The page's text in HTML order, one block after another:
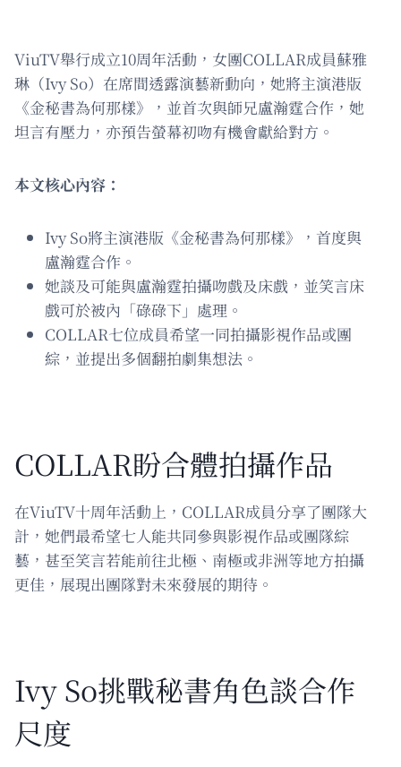
ViuTV舉行成立10周年活動，女團COLLAR成員蘇雅
琳（Ivy So）在席間透露演藝新動向，她將主演港版
《金秘書為何那樣》，並首次與師兄盧瀚霆合作，她
坦言有壓力，亦預告螢幕初吻有機會獻給對方。
本文核心內容：
Ivy So將主演港版《金秘書為何那樣》，首度與
盧瀚霆合作。
她談及可能與盧瀚霆拍攝吻戲及床戲，並笑言床
戲可於被內「碌碌下」處理。
COLLAR七位成員希望一同拍攝影視作品或團
綜，並提出多個翻拍劇集想法。
COLLAR盼合體拍攝作品
在ViuTV十周年活動上，COLLAR成員分享了團隊大
計，她們最希望七人能共同參與影視作品或團隊綜
藝，甚至笑言若能前往北極、南極或非洲等地方拍攝
更佳，展現出團隊對未來發展的期待。
Ivy So挑戰秘書角色談合作
尺度